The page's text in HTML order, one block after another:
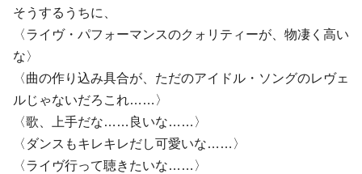
そうするうちに、
〈ライヴ・パフォーマンスのクォリティーが、物凄く高い
な〉
〈曲の作り込み具合が、ただのアイドル・ソングのレヴェ
ルじゃないだろこれ……〉
〈歌、上手だな……良いな……〉
〈ダンスもキレキレだし可愛いな……〉
〈ライヴ行って聴きたいな……〉